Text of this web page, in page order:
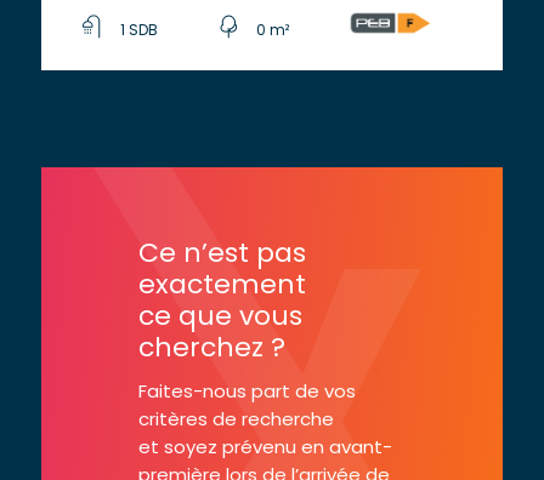
1 SDB 0 m²
Ce n’est pas
exactement
ce que vous
cherchez ?
Faites-nous part de vos
critères de recherche
et soyez prévenu en avant-